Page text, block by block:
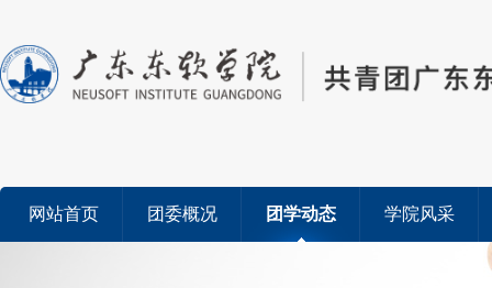
网站首页 团委概况 团学动态 学院风采